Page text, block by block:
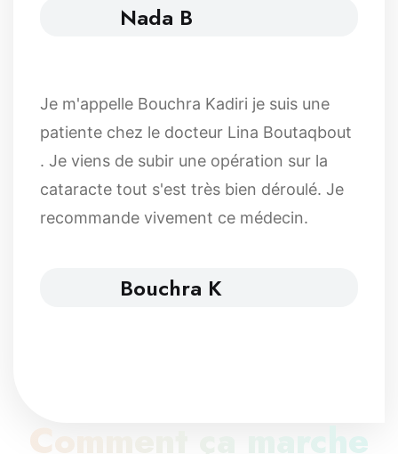
Nada B
Je m'appelle Bouchra Kadiri je suis une
patiente chez le docteur Lina Boutaqbout
. Je viens de subir une opération sur la
cataracte tout s'est très bien déroulé. Je
recommande vivement ce médecin.
Bouchra K
Comment ça marche